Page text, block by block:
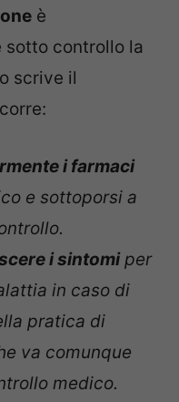
è
controllo la
scrive il
i farmaci
e sottoporsi a
i sintomiper
in caso di
pratica di
va comunque
medico.